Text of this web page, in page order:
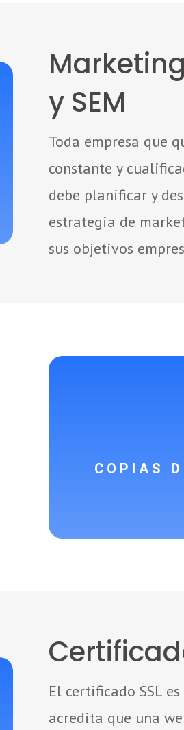
y SEM
Toda empresa que
constante y
debe planificar y
estrategia de
sus objetivos
COPIAS
El certificado SSL
acredita que una